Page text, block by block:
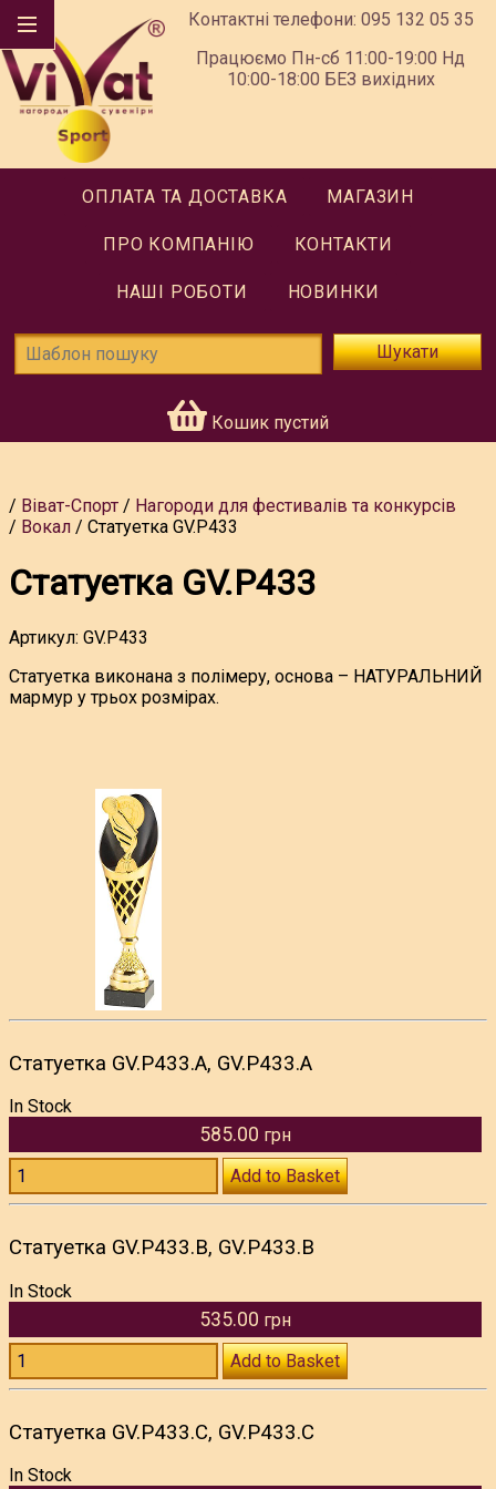
Контактні телефони: 095 132 05 35
Працюємо Пн-сб 11:00-19:00 Нд
10:00-18:00 БЕЗ вихідних
ОПЛАТА ТА ДОСТАВКА МАГАЗИН
ПРО КОМПАНІЮ КОНТАКТИ
НАШІ РОБОТИ НОВИНКИ
Шукати
Кошик пустий
Віват-Спорт
Нагороди для фестивалів та конкурсів
Вокал
Статуетка GV.P433
Статуетка GV.P433
Артикул: GV.P433
Статуетка виконана з полімеру, основа – НАТУРАЛЬНИЙ
мармур у трьох розмірах.
Статуетка GV.P433.A, GV.P433.A
In Stock
585.00 грн
Add to Basket
Статуетка GV.P433.B, GV.P433.B
In Stock
535.00 грн
Add to Basket
Статуетка GV.P433.C, GV.P433.C
In Stock